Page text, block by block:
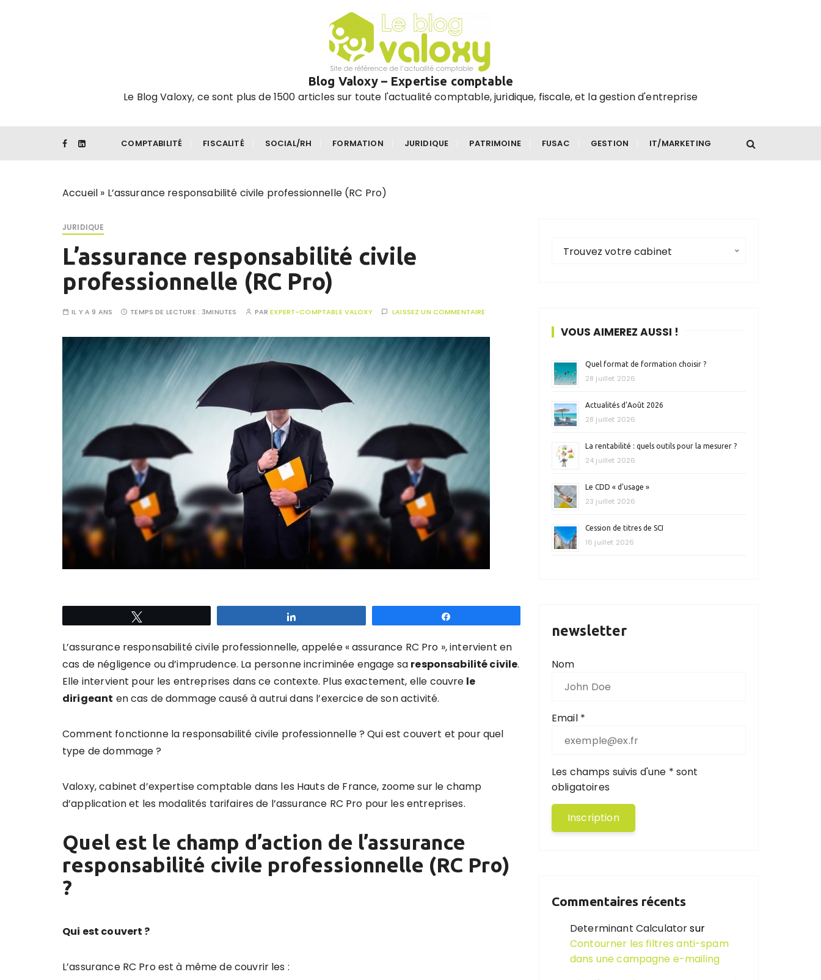
Blog Valoxy – Expertise comptable
Le Blog Valoxy, ce sont plus de 1500 articles sur toute l'actualité comptable, juridique, fiscale, et la gestion d'entreprise
COMPTABILITÉ FISCALITÉ SOCIAL/RH FORMATION JURIDIQUE PATRIMOINE FUSAC GESTION IT/MARKETING
Accueil » L’assurance responsabilité civile professionnelle (RC Pro)
JURIDIQUE
L’assurance responsabilité civile
professionnelle (RC Pro)
IL Y A 9 ANS TEMPS DE LECTURE : 3MINUTES PAREXPERT-COMPTABLE VALOXY LAISSEZ UN COMMENTAIRE
L’assurance responsabilité civile professionnelle, appelée « assurance RC Pro », intervient en
cas de négligence ou d’imprudence. La personne incriminée engage sa responsabilité civile.
Elle intervient pour les entreprises dans ce contexte. Plus exactement, elle couvre le
dirigeant en cas de dommage causé à autrui dans l’exercice de son activité.
Comment fonctionne la responsabilité civile professionnelle ? Qui est couvert et pour quel
type de dommage ?
Valoxy, cabinet d’expertise comptable dans les Hauts de France, zoome sur le champ
d’application et les modalités tarifaires de l’assurance RC Pro pour les entreprises.
Quel est le champ d’action de l’assurance
responsabilité civile professionnelle (RC Pro)
?
Qui est couvert ?
L’assurance RC Pro est à même de couvrir les :
Trouvez votre cabinet
VOUS AIMEREZ AUSSI !
Quel format de formation choisir ?
28 juillet 2026
Actualités d’Août 2026
28 juillet 2026
La rentabilité : quels outils pour la mesurer ?
24 juillet 2026
Le CDD « d’usage »
23 juillet 2026
Cession de titres de SCI
16 juillet 2026
newsletter
Nom
Email *
Les champs suivis d'une * sont
obligatoires
Commentaires récents
Determinant Calculatorsur
Contourner les filtres anti-spam
dans une campagne e-mailing